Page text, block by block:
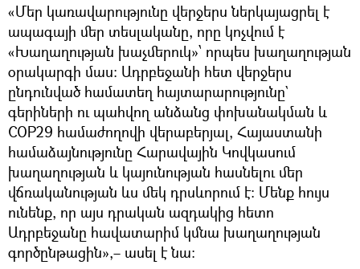
«Մեր կառավարությունը վերջերս ներկայացրել է
ապագայի մեր տեսլականը, որը կոչվում է
«Խաղաղության խաչմերուկ»՝ որպես խաղաղության
օրակարգի մաս: Ադրբեջանի հետ վերջերս
ընդունված համատեղ հայտարարությունը`
գերիների ու պահվող անձանց փոխանակման և
COP29 համաժողովի վերաբերյալ, Հայաստանի
համաձայնությունը Հարավային Կովկասում
խաղաղության և կայունության հասնելու մեր
վճռականության ևս մեկ դրսևորում է: Մենք հույս
ունենք, որ այս դրական ազդակից հետո
Ադրբեջանը հավատարիմ կմնա խաղաղության
գործընթացին»,– ասել է նա։